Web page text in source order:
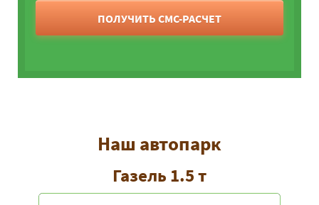
ПОЛУЧИТЬ СМС-РАСЧЕТ
Наш автопарк
Газель 1.5 т